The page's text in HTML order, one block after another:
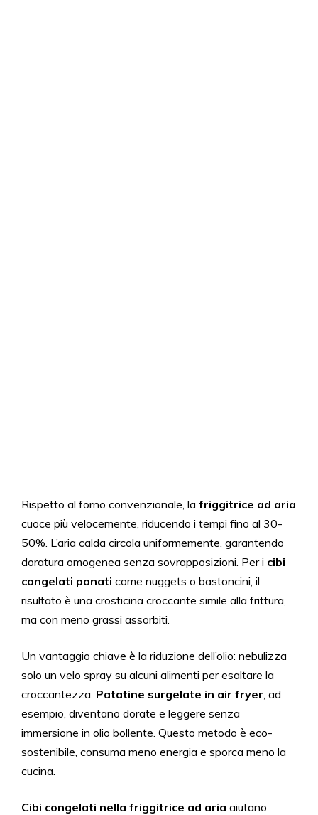
Rispetto al forno convenzionale, la friggitrice ad aria
cuoce più velocemente, riducendo i tempi fino al 30-
50%. L’aria calda circola uniformemente, garantendo
doratura omogenea senza sovrapposizioni. Per i cibi
congelati panati come nuggets o bastoncini, il
risultato è una crosticina croccante simile alla frittura,
ma con meno grassi assorbiti.
Un vantaggio chiave è la riduzione dell’olio: nebulizza
solo un velo spray su alcuni alimenti per esaltare la
croccantezza. Patatine surgelate in air fryer, ad
esempio, diventano dorate e leggere senza
immersione in olio bollente. Questo metodo è eco-
sostenibile, consuma meno energia e sporca meno la
cucina.
Cibi congelati nella friggitrice ad aria aiutano